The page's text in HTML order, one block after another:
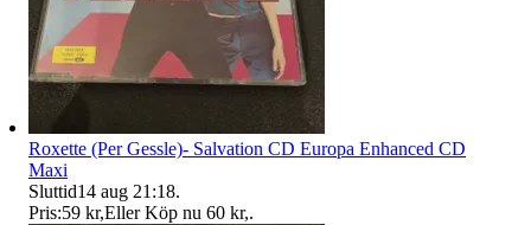
Roxette (Per Gessle)- Salvation CD Europa Enhanced CD
Maxi
Sluttid14 aug 21:18.
Pris:59 kr,Eller Köp nu 60 kr,.